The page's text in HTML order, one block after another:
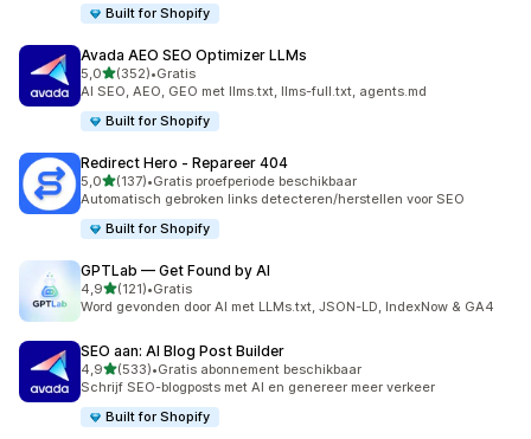
Built for Shopify
Avada AEO SEO Optimizer LLMs
5,0van 5 sterren
(352)
352 recensies in totaal
•Gratis
AI SEO, AEO, GEO met llms.txt, llms-full.txt, agents.md
Built for Shopify
Redirect Hero ‑ Repareer 404
5,0van 5 sterren
(137)
137 recensies in totaal
•Gratis proefperiode beschikbaar
Automatisch gebroken links detecteren/herstellen voor SEO
Built for Shopify
GPTLab — Get Found by AI
4,9van 5 sterren
(121)
121 recensies in totaal
•Gratis
Word gevonden door AI met LLMs.txt, JSON-LD, IndexNow & GA4
SEO aan: AI Blog Post Builder
4,9van 5 sterren
(533)
533 recensies in totaal
•Gratis abonnement beschikbaar
Schrijf SEO-blogposts met AI en genereer meer verkeer
Built for Shopify